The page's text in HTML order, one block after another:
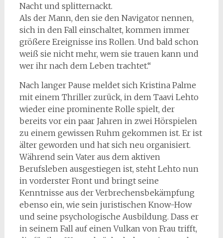
Nacht und splitternackt.
Als der Mann, den sie den Navigator nennen,
sich in den Fall einschaltet, kommen immer
größere Ereignisse ins Rollen. Und bald schon
weiß sie nicht mehr, wem sie trauen kann und
wer ihr nach dem Leben trachtet.“
Nach langer Pause meldet sich Kristina Palme
mit einem Thriller zurück, in dem Taavi Lehto
wieder eine prominente Rolle spielt, der
bereits vor ein paar Jahren in zwei Hörspielen
zu einem gewissen Ruhm gekommen ist. Er ist
älter geworden und hat sich neu organisiert.
Während sein Vater aus dem aktiven
Berufsleben ausgestiegen ist, steht Lehto nun
in vorderster Front und bringt seine
Kenntnisse aus der Verbrechensbekämpfung
ebenso ein, wie sein juristischen Know-How
und seine psychologische Ausbildung. Dass er
in seinem Fall auf einen Vulkan von Frau trifft,